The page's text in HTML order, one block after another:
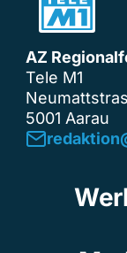
AZ
Tele M1
5001 Aarau